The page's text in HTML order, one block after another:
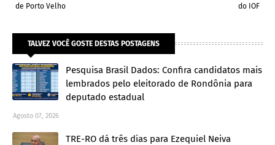
do IOF
de Porto Velho
TALVEZ VOCÊ GOSTE DESTAS POSTAGENS
Pesquisa Brasil Dados: Confira candidatos mais
lembrados pelo eleitorado de Rondônia para
deputado estadual
Agosto 07, 2026
TRE-RO dá três dias para Ezequiel Neiva